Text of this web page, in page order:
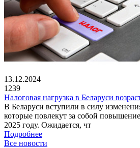
13.12.2024
1239
Налоговая нагрузка в Беларуси
В Беларуси вступили в силу
которые повлекут за собой
2025 году. Ожидается, чт
Подробнее
Все новости